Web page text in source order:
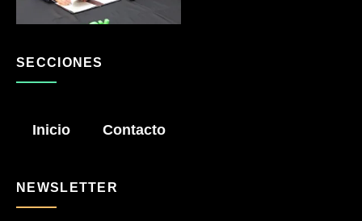
SECCIONES
Inicio Contacto
NEWSLETTER